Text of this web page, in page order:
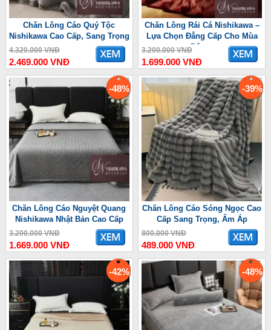
Chăn Lông Cáo Quý Tộc
Nishikawa Cao Cấp, Sang Trọng
4.320.000 VNĐ
2.469.000 VNĐ
Chăn Lông Rái Cá Nishikawa –
Lựa Chọn Đẳng Cấp Cho Mùa
Đông
3.200.000 VNĐ
1.699.000 VNĐ
-48%
Chăn Lông Cáo Nguyệt Quang
Nishikawa Nhật Bản Cao Cấp
3.200.000 VNĐ
1.669.000 VNĐ
-39%
Chăn Lông Cáo Sóng Ngọc Cao
Cấp Sang Trọng, Ấm Áp
800.000 VNĐ
489.000 VNĐ
-42% -48%